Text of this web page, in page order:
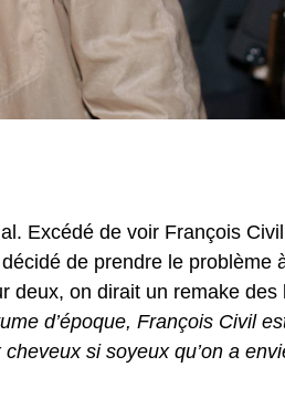
Excédé de voir François
de prendre le problème
deux, on dirait un remake des
d’époque, François Civil
si soyeux qu’on a